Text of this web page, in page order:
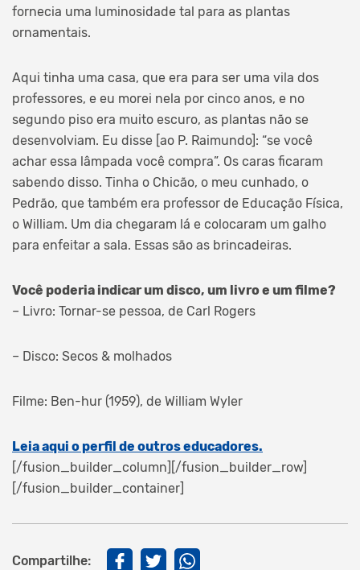
fornecia uma luminosidade tal para as plantas
ornamentais.
Aqui tinha uma casa, que era para ser uma vila dos
professores, e eu morei nela por cinco anos, e no
segundo piso era muito escuro, as plantas não se
desenvolviam. Eu disse [ao P. Raimundo]: “se você
achar essa lâmpada você compra”. Os caras ficaram
sabendo disso. Tinha o Chicão, o meu cunhado, o
Pedrão, que também era professor de Educação Física,
o William. Um dia chegaram lá e colocaram um galho
para enfeitar a sala. Essas são as brincadeiras.
Você poderia indicar um disco, um livro e um filme?
– Livro: Tornar-se pessoa, de Carl Rogers
– Disco: Secos & molhados
Filme: Ben-hur (1959), de William Wyler
Leia aqui o perfil de outros educadores.
[/fusion_builder_column][/fusion_builder_row]
[/fusion_builder_container]
Compartilhe: